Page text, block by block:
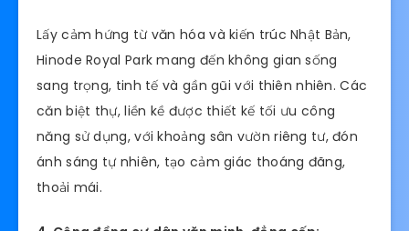
Lấy cảm hứng từ văn hóa và kiến trúc Nhật Bản,
Hinode Royal Park mang đến không gian sống
sang trọng, tinh tế và gần gũi với thiên nhiên. Các
căn biệt thự, liền kề được thiết kế tối ưu công
năng sử dụng, với khoảng sân vườn riêng tư, đón
ánh sáng tự nhiên, tạo cảm giác thoáng đãng,
thoải mái.